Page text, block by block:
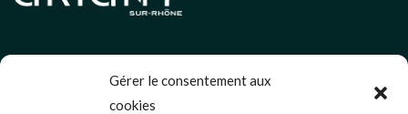
Gérer le consentement aux
cookies
Politique de cookies (UE)